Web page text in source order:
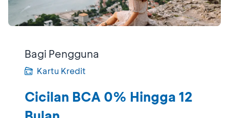
Bagi Pengguna
Kartu Kredit
Cicilan BCA 0% Hingga 12